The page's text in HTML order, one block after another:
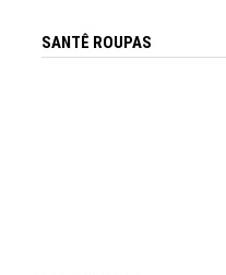
SANTÊ ROUPAS